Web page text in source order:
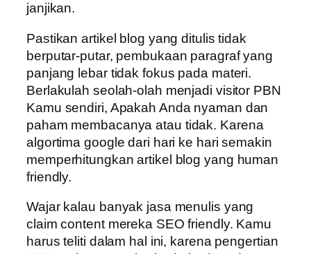
janjikan.
Pastikan artikel blog yang ditulis tidak
berputar-putar, pembukaan paragraf yang
panjang lebar tidak fokus pada materi.
Berlakulah seolah-olah menjadi visitor PBN
Kamu sendiri, Apakah Anda nyaman dan
paham membacanya atau tidak. Karena
algortima google dari hari ke hari semakin
memperhitungkan artikel blog yang human
friendly.
Wajar kalau banyak jasa menulis yang
claim content mereka SEO friendly. Kamu
harus teliti dalam hal ini, karena pengertian